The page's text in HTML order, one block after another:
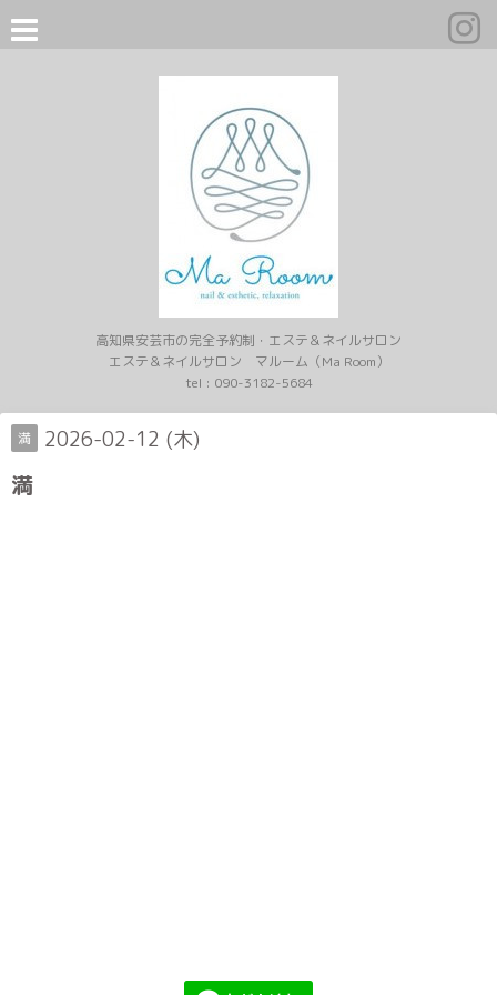
高知県安芸市の完全予約制・エステ＆ネイルサロン
エステ＆ネイルサロン マルーム（Ma Room）
tel : 090-3182-5684
満 2026-02-12 (木)
満